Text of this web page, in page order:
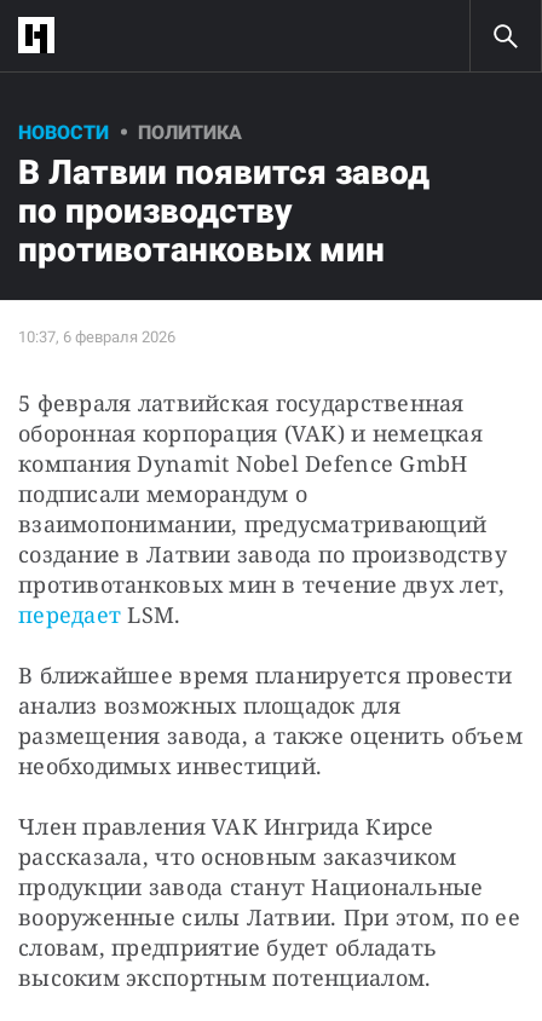
НОВОСТИ ПОЛИТИКА
В Латвии появится завод
по производству
противотанковых мин
5 февраля латвийская государственная
оборонная корпорация (VAK) и немецкая
компания Dynamit Nobel Defence GmbH
подписали меморандум о
взаимопонимании, предусматривающий
создание в Латвии завода по производству
передает LSM.
В ближайшее время планируется провести
анализ возможных площадок для
размещения завода, а также оценить объем
необходимых инвестиций.
Член правления VAK Ингрида Кирсе
рассказала, что основным заказчиком
продукции завода станут Национальные
вооруженные силы Латвии. При этом, по ее
словам, предприятие будет обладать
высоким экспортным потенциалом.